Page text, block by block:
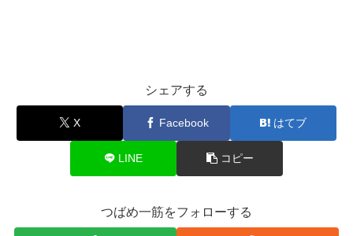
シェアする
X Facebook はてブ
LINE コピー
つばめ一筋をフォローする